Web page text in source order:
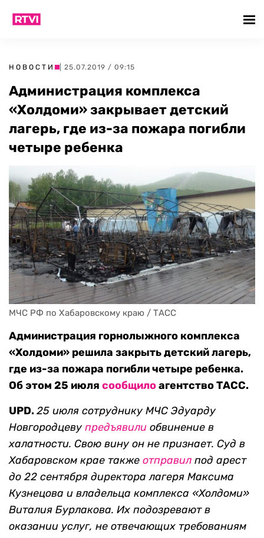
НОВОСТИ | 25.07.2019 / 09:15
Администрация комплекса
«Холдоми» закрывает детский
лагерь, где из-за пожара погибли
четыре ребенка
МЧС РФ по Хабаровскому краю / ТАСС
Администрация горнолыжного комплекса
«Холдоми» решила закрыть детский лагерь,
где из-за пожара погибли четыре ребенка.
Об этом 25 июля сообщилоагентство ТАСС.
UPD.25 июля сотруднику МЧС Эдуарду
Новгородцеву предъявили обвинение в
халатности. Свою вину он не признает. Суд в
Хабаровском крае также отправил под арест
до 22 сентября директора лагеря Максима
Кузнецова и владельца комплекса «Холдоми»
Виталия Бурлакова. Их подозревают в
оказании услуг, не отвечающих требованиям